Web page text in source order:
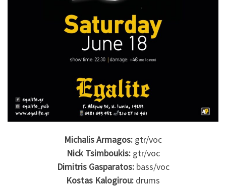
Μichalis Armagos: gtr/voc
Nick Tsimboukis:gtr/voc
Dimitris Gasparatos:bass/voc
Kostas Kalogirou: drums